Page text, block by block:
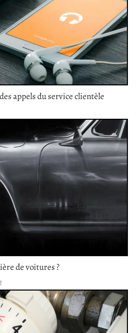
appels du service clientèle
de voitures ?